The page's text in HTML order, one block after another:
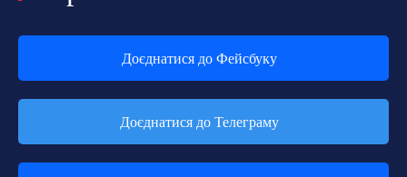
Доєднатися до Фейсбуку
Доєднатися до Телеграму